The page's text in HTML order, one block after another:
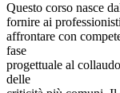
Questo corso nasce
fornire ai
affrontare con
fase
progettuale al
delle